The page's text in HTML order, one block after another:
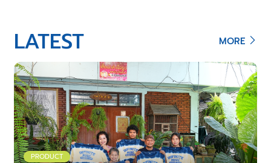
LATEST MORE
PRODUCT